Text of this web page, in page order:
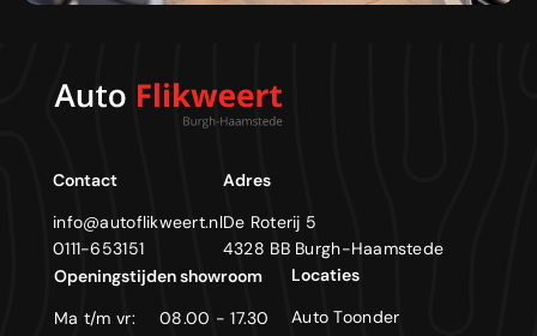
Contact
info@autoflikweert.nl
0111-653151
Adres
De Roterij 5
4328 BB Burgh-Haamstede
Openingstijden showroom
Ma t/m vr:
08.00 - 17.30
Locaties
Auto Toonder